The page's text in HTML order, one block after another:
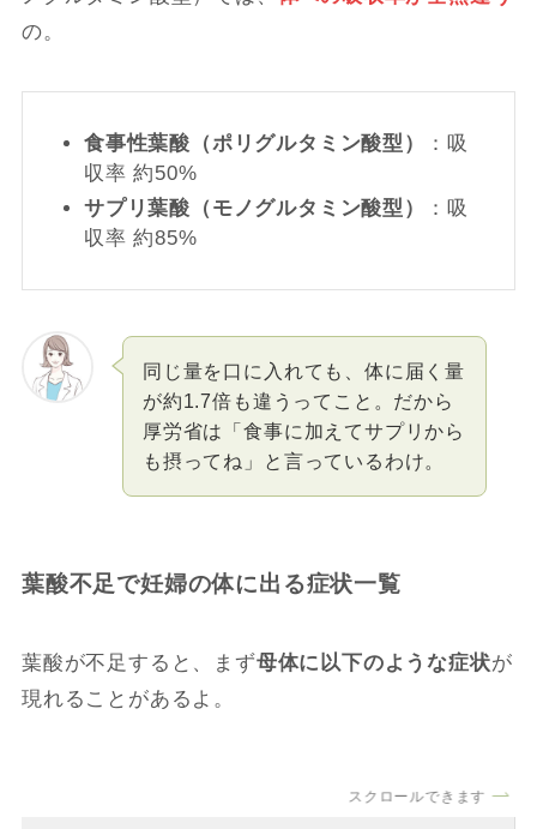
の。
食事性葉酸（ポリグルタミン酸型）
：吸
収率 約50%
サプリ葉酸（モノグルタミン酸型）
：吸
収率 約85%
同じ量を口に入れても、体に届く量
が約1.7倍も違うってこと。だから
厚労省は「食事に加えてサプリから
も摂ってね」と言っているわけ。
葉酸不足で妊婦の体に出る症状一覧
葉酸が不足すると、まず母体に以下のような症状が
現れることがあるよ。
スクロールできます